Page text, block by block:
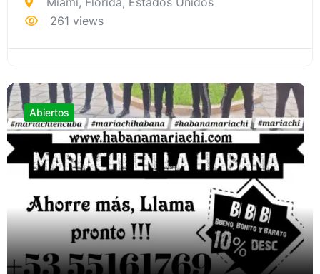
261 views
Abiertos